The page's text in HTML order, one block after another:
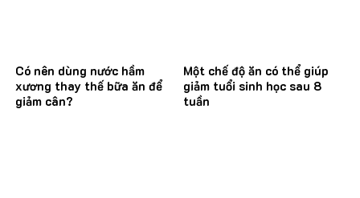
Có nên dùng nước hầm
xương thay thế bữa ăn để
giảm cân?
Một chế độ ăn có thể giúp
giảm tuổi sinh học sau 8
tuần